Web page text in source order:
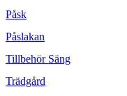
Påsk
Påslakan
Tillbehör Säng
Trädgård